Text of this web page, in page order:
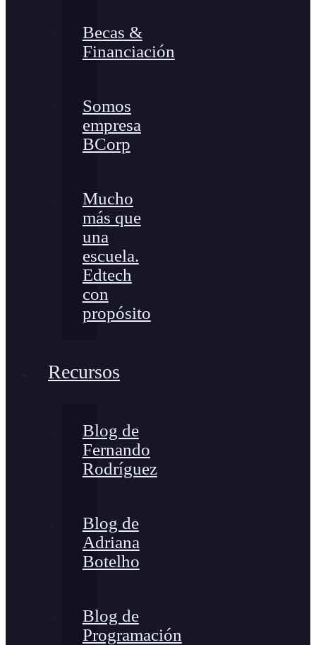
Becas &
Financiación
Somos
empresa
BCorp
Mucho
más que
una
escuela.
Edtech
con
propósito
Recursos
Blog de
Fernando
Rodríguez
Blog de
Adriana
Botelho
Blog de
Programación